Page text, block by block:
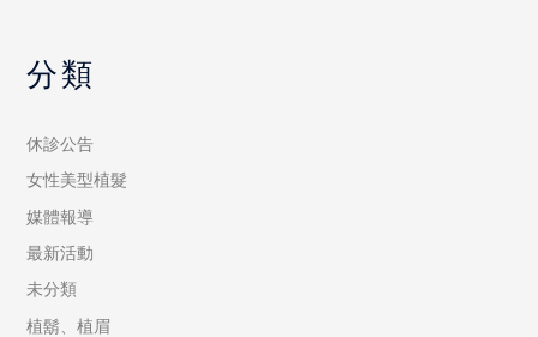
分類
休診公告
女性美型植髮
媒體報導
最新活動
未分類
植鬍、植眉